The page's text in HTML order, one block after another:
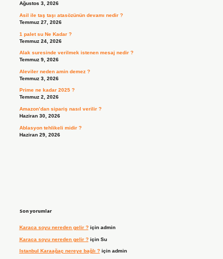
Ağustos 3, 2026
Asil ile taş taşı atasözünün devamı nedir ?
Temmuz 27, 2026
1 palet su Ne Kadar ?
Temmuz 24, 2026
Alak suresinde verilmek istenen mesaj nedir ?
Temmuz 9, 2026
Aleviler neden amin demez ?
Temmuz 3, 2026
Prime ne kadar 2025 ?
Temmuz 2, 2026
Amazon’dan sipariş nasıl verilir ?
Haziran 30, 2026
Ablasyon tehlikeli midir ?
Haziran 29, 2026
Son yorumlar
Karaca soyu nereden gelir ?için admin
Karaca soyu nereden gelir ?için Su
Istanbul Karaağaç nereye bağlı ?için admin